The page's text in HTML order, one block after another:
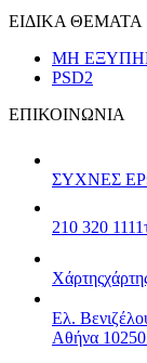
ΕΙΔΙΚΑ ΘΕΜΑΤΑ
ΜΗ
PSD2
ΕΠΙΚΟΙΝΩΝΙΑ
ΣΥΧΝΕΣ
210 320 1111
Χάρτης
Ελ.
Αθήνα 10250